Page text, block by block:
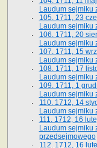
Laudum sejmiku
105. 1711, 23
Laudum sejmiku
106. 1711, 20
Laudum sejmiku
107. 1711, 15
Laudum sejmiku
108. 1711, 17
Laudum sejmiku
109. 1711, 1
Laudum sejmiku
110. 1712, 14
Laudum sejmiku
111. 1712, 16
Laudum sejmiku
przedsejmowego
112. 1712, 16